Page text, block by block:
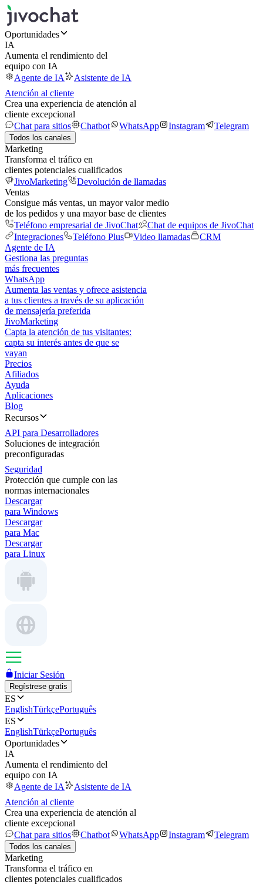
Oportunidades
IA
Aumenta el rendimiento del
equipo con IA
Agente de IA
Asistente de IA
Atención al cliente
Crea una experiencia de atención al
cliente excepcional
Chat para sitios
Chatbot WhatsApp Instagram Telegram
Todos los canales
Marketing
Transforma el tráfico en
clientes potenciales cualificados
JivoMarketing
Devolución de llamadas
Ventas
Consigue más ventas, un mayor valor medio
de los pedidos y una mayor base de clientes
Teléfono empresarial de JivoChat
Chat de equipos de JivoChat
Integraciones
Teléfono Plus Video llamadas
CRM
Agente de IA
Gestiona las preguntas
más frecuentes
WhatsApp
Aumenta las ventas y ofrece asistencia
a tus clientes a través de su aplicación
de mensajería preferida
JivoMarketing
Capta la atención de tus visitantes:
capta su interés antes de que se
vayan
Precios
Afiliados
Ayuda
Aplicaciones
Blog
Recursos
API para Desarrolladores
Soluciones de integración
preconfiguradas
Seguridad
Protección que cumple con las
normas internacionales
Descargar
para Windows
Descargar
para Mac
Descargar
para Linux
Iniciar Sesión
Regístrese gratis
ES
EnglishTürkçePortuguês
ES
EnglishTürkçePortuguês
Oportunidades
IA
Aumenta el rendimiento del
equipo con IA
Agente de IA
Asistente de IA
Atención al cliente
Crea una experiencia de atención al
cliente excepcional
Chat para sitios
Chatbot WhatsApp Instagram Telegram
Todos los canales
Marketing
Transforma el tráfico en
clientes potenciales cualificados